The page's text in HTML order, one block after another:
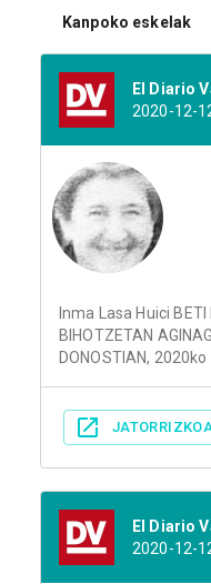
Kanpoko eskelak
El Diario
2020-12-
Inma Lasa Huici BETI
BIHOTZETAN
DONOSTIAN,
El Diario
2020-12-